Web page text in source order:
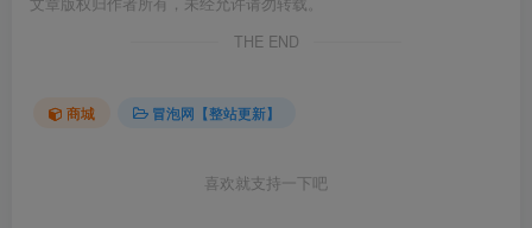
THE END
商城 冒泡网【整站更新】
喜欢就支持一下吧